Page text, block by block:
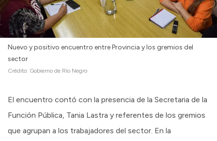
Nuevo y positivo encuentro entre Provincia y los gremios del
sector
Crédito: Gobierno de Río Negro
El encuentro contó con la presencia de la Secretaria de la
Función Pública, Tania Lastra y referentes de los gremios
que agrupan a los trabajadores del sector. En la